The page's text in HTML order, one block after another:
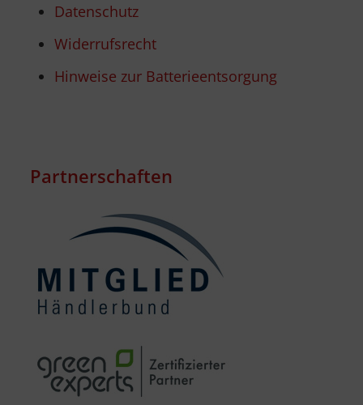
Datenschutz
Widerrufsrecht
Hinweise zur Batterieentsorgung
Partnerschaften